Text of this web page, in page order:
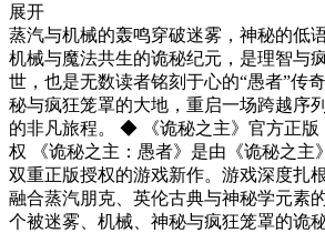
展开
蒸汽与机械的轰鸣穿破迷雾，神秘的低
机械与魔法共生的诡秘纪元，是理智与
世，也是无数读者铭刻于心的“愚者”传
秘与疯狂笼罩的大地，重启一场跨越序
的非凡旅程。 ◆ 《诡秘之主》官方正版
权 《诡秘之主：愚者》是由《诡秘之主
双重正版授权的游戏新作。游戏深度扎
融合蒸汽朋克、英伦古典与神秘学元素
个被迷雾、机械、神秘与疯狂笼罩的诡